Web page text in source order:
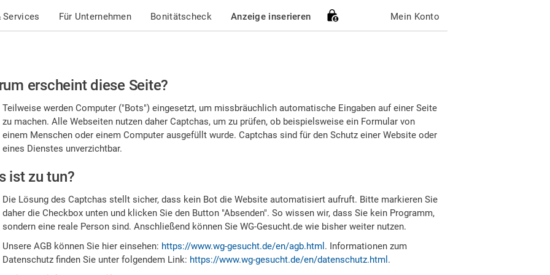
Services Für Unternehmen Bonitätscheck Anzeige inserieren Mein Konto
erscheint diese Seite?
Teilweise werden Computer ("Bots") eingesetzt, um missbräuchlich automatische Eingaben auf einer Seite
zu machen. Alle Webseiten nutzen daher Captchas, um zu prüfen, ob beispielsweise ein Formular von
einem Menschen oder einem Computer ausgefüllt wurde. Captchas sind für den Schutz einer Website oder
eines Dienstes unverzichtbar.
ist zu tun?
Die Lösung des Captchas stellt sicher, dass kein Bot die Website automatisiert aufruft. Bitte markieren Sie
daher die Checkbox unten und klicken Sie den Button "Absenden". So wissen wir, dass Sie kein Programm,
sondern eine reale Person sind. Anschließend können Sie WG-Gesucht.de wie bisher weiter nutzen.
Unsere AGB können Sie hier einsehen: https://www.wg-gesucht.de/en/agb.html . Informationen zum
Datenschutz finden Sie unter folgendem Link: https://www.wg-gesucht.de/en/datenschutz.html .